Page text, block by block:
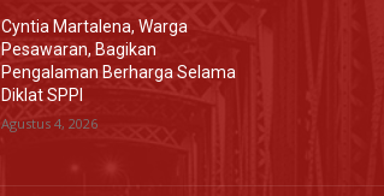
Cyntia Martalena, Warga
Pesawaran, Bagikan
Pengalaman Berharga Selama
Diklat SPPI
Agustus 4, 2026